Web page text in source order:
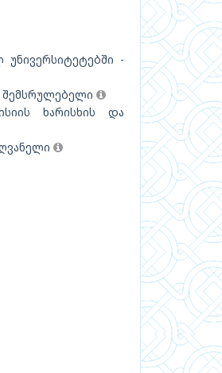
-
შემსრულებელი
ხარისხის და